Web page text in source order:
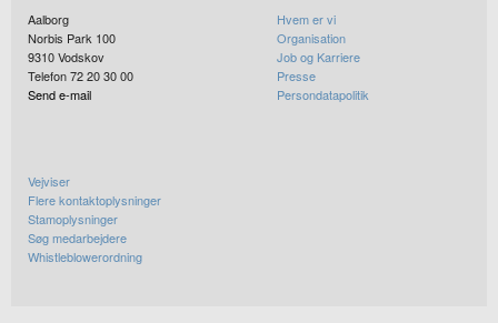
Aalborg
Norbis Park 100
9310Vodskov
Telefon 72 20 30 00
Send e-mail
Hvem er vi
Organisation
Job og Karriere
Presse
Persondatapolitik
Vejviser
Flere kontaktoplysninger
Stamoplysninger
Søg medarbejdere
Whistleblowerordning